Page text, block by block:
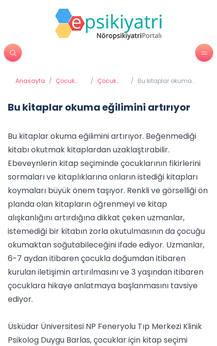
Anasayfa / Çocuk
/ Çocuk
/ Bu kitaplar okuma
Bu kitaplar okuma eğilimini artırıyor
Bu kitaplar okuma eğilimini artırıyor. Beğenmediği
kitabı okutmak kitaplardan uzaklaştırabilir.
Ebeveynlerin kitap seçiminde çocuklarının fikirlerini
sormaları ve kitaplıklarına onların istediği kitapları
koymaları büyük önem taşıyor. Renkli ve görselliği ön
planda olan kitapların öğrenmeyi ve kitap
alışkanlığını artırdığına dikkat çeken uzmanlar,
istemediği bir kitabın zorla okutulmasının da çocuğu
okumaktan soğutabileceğini ifade ediyor. Uzmanlar,
6-7 aydan itibaren çocukla doğumdan itibaren
kurulan iletişimin artırılmasını ve 3 yaşından itibaren
çocuklara hikaye anlatmaya başlanmasını tavsiye
ediyor.
Üsküdar Üniversitesi NP Feneryolu Tıp Merkezi Klinik
Psikolog Duygu Barlas, çocuklar için kitap seçimi